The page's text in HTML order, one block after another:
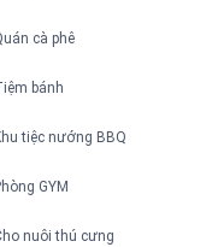
cà phê
bánh
tiệc nướng BBQ
GYM
nuôi thú cưng